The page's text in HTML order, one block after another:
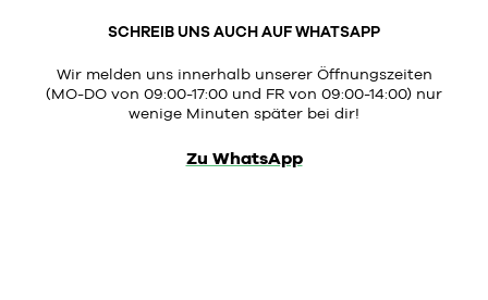
SCHREIB UNS AUCH AUF WHATSAPP
Wir melden uns innerhalb unserer Öffnungszeiten
(MO-DO von 09:00-17:00 und FR von 09:00-14:00) nur
wenige Minuten später bei dir!
Zu WhatsApp